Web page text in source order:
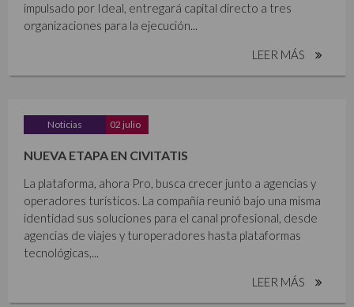
impulsado por Ideal, entregará capital directo a tres
organizaciones para la ejecución...
LEER MÁS
Noticias 02 julio
NUEVA ETAPA EN CIVITATIS
La plataforma, ahora Pro, busca crecer junto a agencias y
operadores turísticos. La compañía reunió bajo una misma
identidad sus soluciones para el canal profesional, desde
agencias de viajes y turoperadores hasta plataformas
tecnológicas,...
LEER MÁS